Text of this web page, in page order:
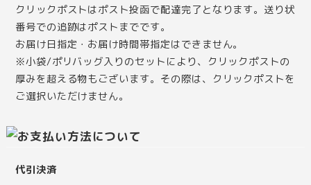
クリックポストはポスト投函で配達完了となります。送り状
番号での追跡はポストまでです。
お届け日指定・お届け時間帯指定はできません。
※小袋/ポリバッグ入りのセットにより、クリックポストの
厚みを超える物もございます。その際は、クリックポストを
ご選択いただけません。
代引決済